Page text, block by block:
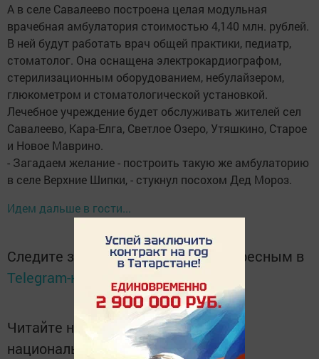
А в селе Савалеево построена целая модульная
врачебная амбулатория стоимостью 4,140 млн. рублей.
В ней будут работать врач общей практики, педиатр,
стоматолог. Она оснащена электрокардиографом,
стерилизационным оборудованием, небулайзером,
глюкометром и стоматологической установкой.
Лечебное учреждение будет обслуживать жителей сел
Савалеево, Кара-Елга, Светлое Озеро, Утяшкино, Старое
и Новое Маврино.
- Загадаем желание - построить такую же амбулаторию
в селе Верхние Шипки, - стукнул посохом Дед Мороз.
Идем дальше в гости...
Следите за самым важным и интересным в
Telegram-канале
Читайте новости Татарстана в
национальном мессенджере MАХ: